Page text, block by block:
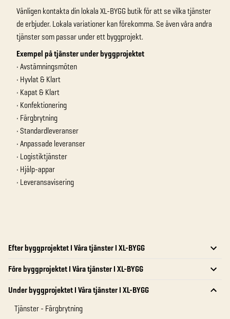
Efter byggprojektet I Våra tjänster I XL-BYGG
Före byggprojektet I Våra tjänster I XL-BYGG
Under byggprojektet I Våra tjänster I XL-BYGG
Tjänster - Färgbrytning
Vänligen kontakta din lokala XL-BYGG butik för att se vilka tjänster
de erbjuder. Lokala variationer kan förekomma. Se även våra andra
tjänster som passar under ett byggprojekt.
Exempel på tjänster under byggprojektet
• Avstämningsmöten
• Hyvlat & Klart
• Kapat & Klart
• Konfektionering
• Färgbrytning
• Standardleveranser
• Anpassade leveranser
• Logistiktjänster
• Hjälp-appar
• Leveransavisering